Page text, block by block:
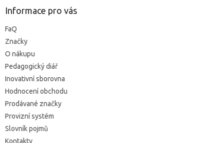
Informace pro vás
FaQ
Značky
O nákupu
Pedagogický diář
Inovativní sborovna
Hodnocení obchodu
Prodávané značky
Provizní systém
Slovník pojmů
Kontakty